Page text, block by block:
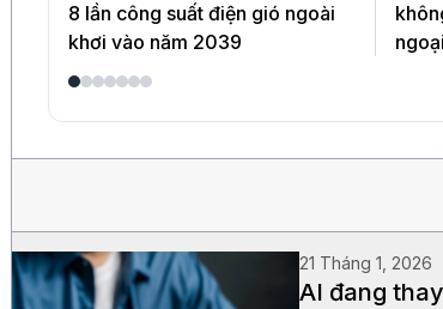
8 lần công suất điện gió ngoài
khơi vào năm 2039
21 Tháng 1, 2026
AI đang